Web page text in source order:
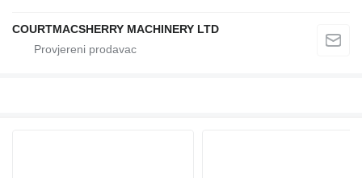
COURTMACSHERRY MACHINERY LTD